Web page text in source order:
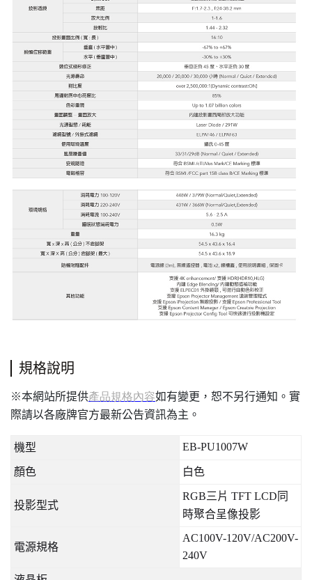
規格說明
※本網站所提供產品規格內容如有變更，恕不另行通知。實
際請以各廠牌官方最新公告資訊為主。
機型 EB-PU1007W
顏色 白色
投影型式
RGB三片 TFT LCD 同
時聚合呈像投影
電源規格
AC100V-120V/AC200V-
240V